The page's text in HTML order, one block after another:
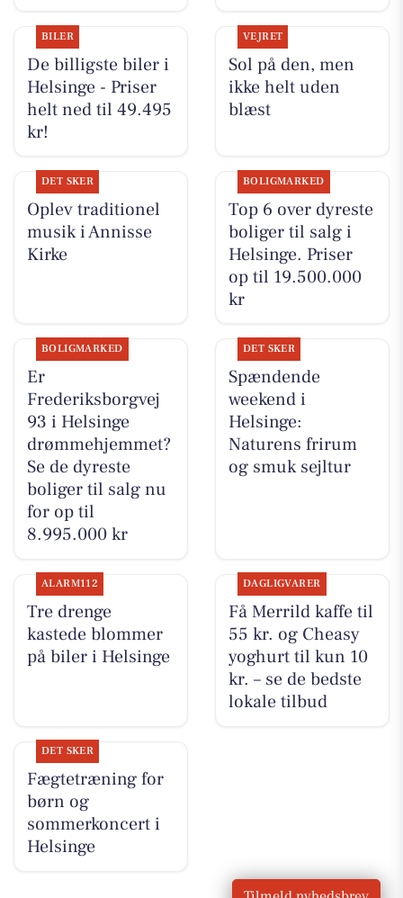
BILER
De billigste biler i
Helsinge - Priser
helt ned til 49.495
kr!
VEJRET
Sol på den, men
ikke helt uden
blæst
DET SKER
Oplev traditionel
musik i Annisse
Kirke
BOLIGMARKED
Top 6 over dyreste
boliger til salg i
Helsinge. Priser
op til 19.500.000
kr
BOLIGMARKED
Er
Frederiksborgvej
93 i Helsinge
drømmehjemmet?
Se de dyreste
boliger til salg nu
for op til
8.995.000 kr
DET SKER
Spændende
weekend i
Helsinge:
Naturens frirum
og smuk sejltur
ALARM112
Tre drenge
kastede blommer
på biler i Helsinge
DAGLIGVARER
Få Merrild kaffe til
55 kr. og Cheasy
yoghurt til kun 10
kr. – se de bedste
lokale tilbud
DET SKER
Fægtetræning for
børn og
sommerkoncert i
Helsinge